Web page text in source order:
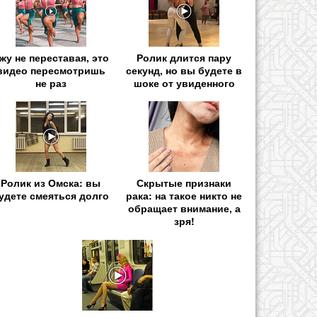
не переставая, это
пересмотришь
не раз
Ролик длится пару
секунд, но вы будете в
шоке от увиденного
Ролик из Омска: вы
смеяться долго
Скрытые признаки
рака: на такое никто не
обращает внимание, а
зря!